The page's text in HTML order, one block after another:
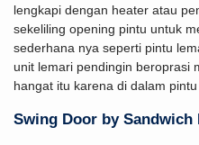
lengkapi dengan heater atau
sekeliling opening pintu untuk
sederhana nya seperti pintu
unit lemari pendingin beroprasi
hangat itu karena di dalam
Swing Door by Sandwich